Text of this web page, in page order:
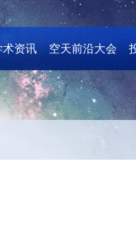
术资讯 空天前沿大会